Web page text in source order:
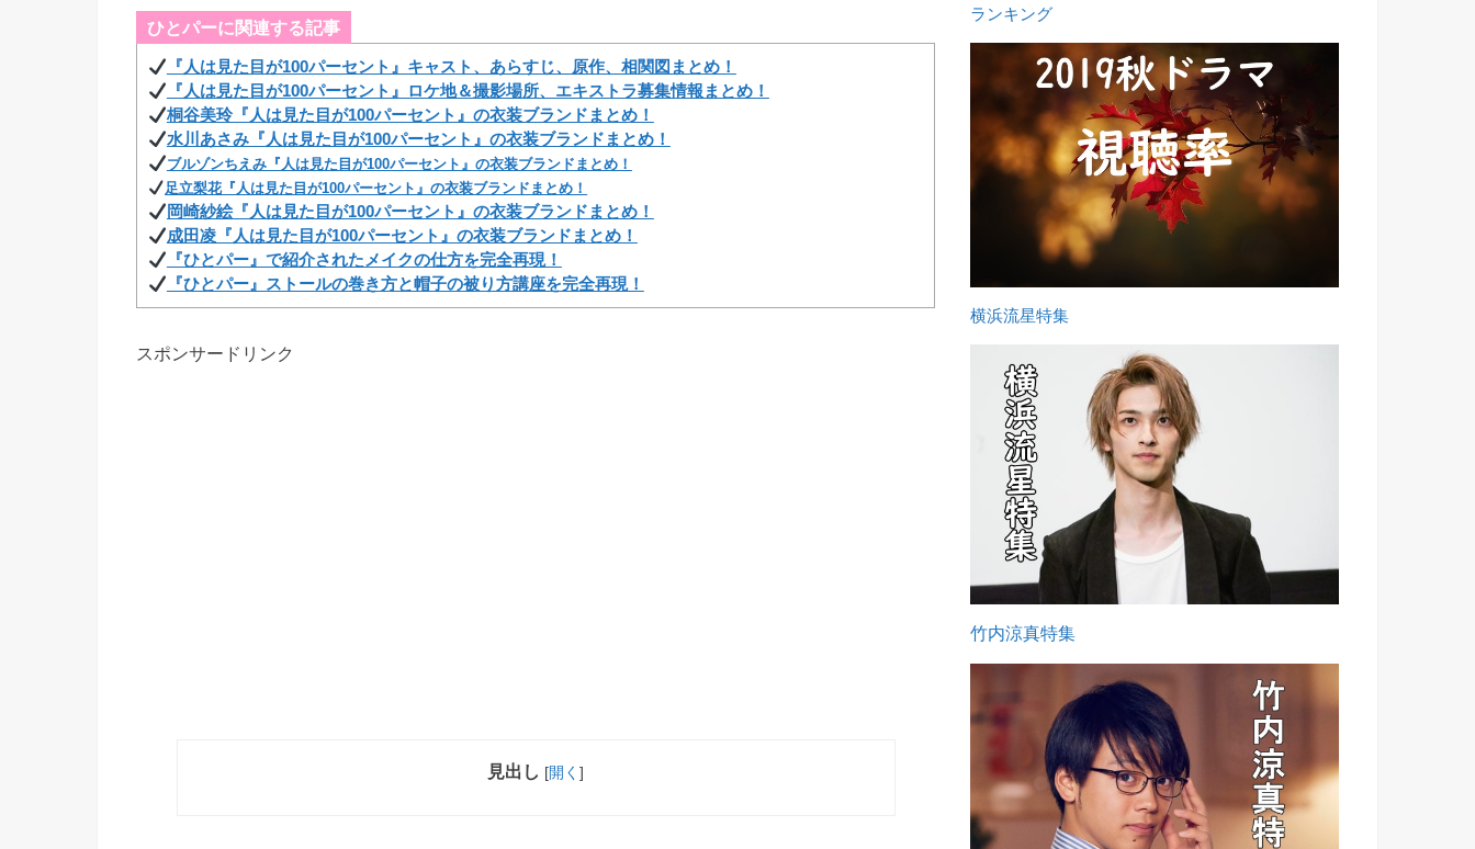
ひとパーに関連する記事
『人は見た目が100パーセント』キャスト、あらすじ、原作、相関図まとめ！
『人は見た目が100パーセント』ロケ地＆撮影場所、エキストラ募集情報まとめ！
桐谷美玲『人は見た目が100パーセント』の衣装ブランドまとめ！
水川あさみ『人は見た目が100パーセント』の衣装ブランドまとめ！
ブルゾンちえみ『人は見た目が100パーセント』の衣装ブランドまとめ！
足立梨花『人は見た目が100パーセント』の衣装ブランドまとめ！
岡崎紗絵『人は見た目が100パーセント』の衣装ブランドまとめ！
成田凌『人は見た目が100パーセント』の衣装ブランドまとめ！
『ひとパー』で紹介されたメイクの仕方を完全再現！
『ひとパー』ストールの巻き方と帽子の被り方講座を完全再現！
スポンサードリンク
見出し [開く ]
ランキング
横浜流星特集
竹内涼真特集